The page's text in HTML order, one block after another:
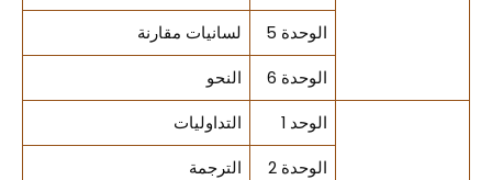
الوحدة 5 لسانيات مقارنة
الوحدة 6 النحو
الوحد 1 التداوليات
الوحدة 2 الترجمة